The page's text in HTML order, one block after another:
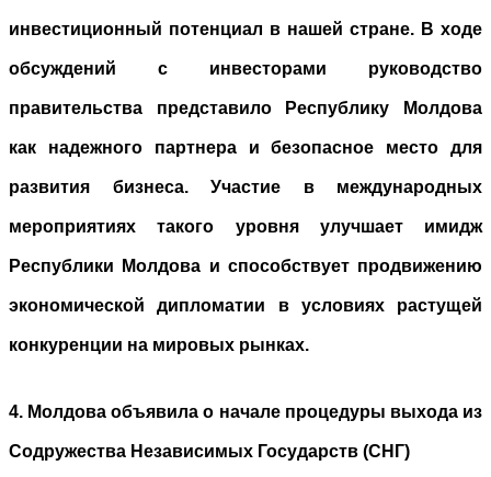
инвестиционный потенциал в нашей стране. В ходе
обсуждений с инвесторами руководство
правительства представило Республику Молдова
как надежного партнера и безопасное место для
развития бизнеса. Участие в международных
мероприятиях такого уровня улучшает имидж
Республики Молдова и способствует продвижению
экономической дипломатии в условиях растущей
конкуренции на мировых рынках.
4. Молдова объявила о начале процедуры выхода из
Содружества Независимых Государств (СНГ)